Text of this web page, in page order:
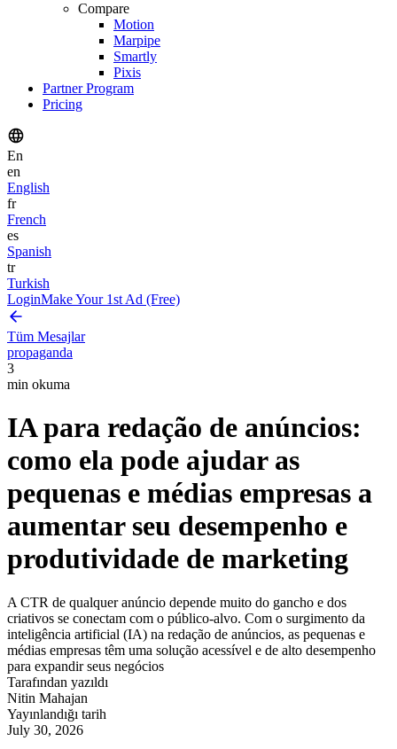
Compare
Motion
Marpipe
Smartly
Pixis
Partner Program
Pricing
En
en
English
fr
French
es
Spanish
tr
Turkish
LoginMake Your 1st Ad (Free)
Tüm Mesajlar
propaganda
3
min okuma
IA para redação de anúncios:
como ela pode ajudar as
pequenas e médias empresas a
aumentar seu desempenho e
produtividade de marketing
A CTR de qualquer anúncio depende muito do gancho e dos
criativos se conectam com o público-alvo. Com o surgimento da
inteligência artificial (IA) na redação de anúncios, as pequenas e
médias empresas têm uma solução acessível e de alto desempenho
para expandir seus negócios
Tarafından yazıldı
Nitin Mahajan
Yayınlandığı tarih
July 30, 2026